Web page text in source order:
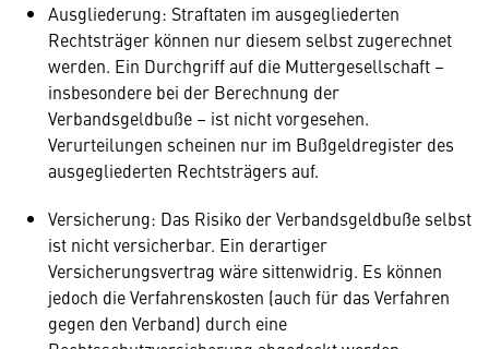
Ausgliederung: Straftaten im ausgegliederten
Rechtsträger können nur diesem selbst zugerechnet
werden. Ein Durchgriff auf die Muttergesellschaft –
insbesondere bei der Berechnung der
Verbandsgeldbuße – ist nicht vorgesehen.
Verurteilungen scheinen nur im Bußgeldregister des
ausgegliederten Rechtsträgers auf.
Versicherung: Das Risiko der Verbandsgeldbuße selbst
ist nicht versicherbar. Ein derartiger
Versicherungsvertrag wäre sittenwidrig. Es können
jedoch die Verfahrenskosten (auch für das Verfahren
gegen den Verband) durch eine